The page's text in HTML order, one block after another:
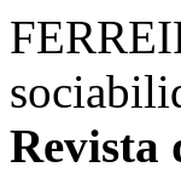
Revista